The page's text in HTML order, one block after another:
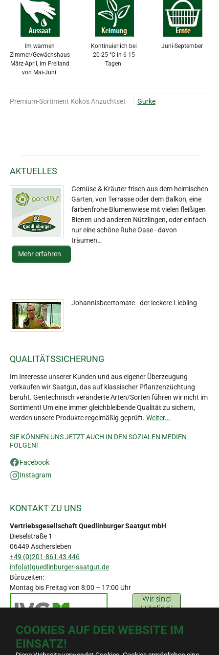
COOKIES AUF DER WEBSITE IM
EINSATZ!
Im warmen
Zimmer/Gewächshaus
März-April, im Freiland
von Mai-Juni
Kontinuierlich bei
20-25 °C in 6-15
Tagen
Juni-September
Premium-Sortiment Kokos Anzuchtset Gurke
AKTUELLES
Gemüse & Kräuter frisch aus dem heimischen
Garten, von Terrasse oder dem Balkon, eine
farbenfrohe Blumenwiese mit vielen fleißigen
Bienen und anderen Nützlingen, oder einfach
nur eine schöne Ruhe Oase - davon
träumen…
Mehr erfahren
Johannisbeertomate - der leckere Liebling
QUALITÄTSSICHERUNG
Im Interesse unserer Kunden und aus eigener Überzeugung
verkaufen wir Saatgut, das auf klassischer Pflanzenzüchtung
beruht. Gentechnisch veränderte Arten/Sorten führen wir nicht im
Sortiment! Um eine immer gleichbleibende Qualität zu sichern,
werden unsere Produkte regelmäßig geprüft. Weiter...
SIE KÖNNEN UNS JETZT AUCH IN DEN SOZIALEN MEDIEN
FOLGEN!
Facebook
Instagram
KONTAKT ZU UNS
Vertriebsgesellschaft Quedlinburger Saatgut mbH
Dieselstraße 1
06449 Aschersleben
+49 (0)201-861 43 446
info[at]quedlinburger-saatgut.de
Bürozeiten:
Montag bis Freitag von 8:00 – 17:00 Uhr